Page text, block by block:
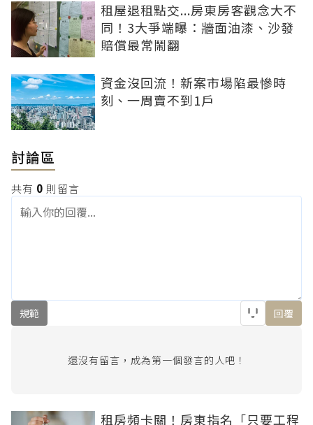
租屋退租點交...房東房客觀念大不
同！3大爭端曝：牆面油漆、沙發
賠償最常鬧翻
資金沒回流！新案市場陷最慘時
刻、一周賣不到1戶
討論區
共有 0 則留言
規範 回覆
還沒有留言，成為第一個發言的人吧！
租房頻卡關！房東指名「只要工程